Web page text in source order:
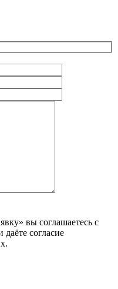
вы соглашаетесь с
даёте согласие